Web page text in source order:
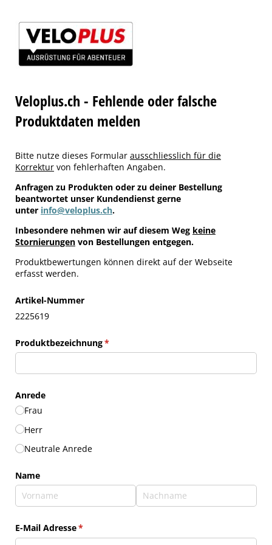
Veloplus.ch - Fehlende oder falsche
Produktdaten melden
Bitte nutze dieses Formular ausschliesslich für die
Korrektur von fehlerhaften Angaben.
Anfragen zu Produkten oder zu deiner Bestellung
beantwortet unser Kundendienst gerne
unter info@veloplus.ch.
Inbesondere nehmen wir auf diesem Weg keine
Stornierungen von Bestellungen entgegen.
Produktbewertungen können direkt auf der Webseite
erfasst werden.
Artikel-Nummer
2225619
Produktbezeichnung*
(erforderlich)
Anrede
Frau
Herr
Neutrale Anrede
Name
E-Mail Adresse*
(erforderlich)